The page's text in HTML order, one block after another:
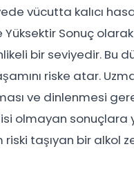
vücutta kalıcı
Sonuç
bir seviyedir. Bu
riske atar.
ve dinlenmesi
olmayan sonuçlara
taşıyan bir alkol